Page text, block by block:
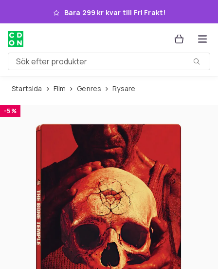
Hoppa till huvudinnehållet
Bara 299 kr kvar till Fri Frakt!
Sök efter produkter
Startsida Film Genres Rysare
-5 %